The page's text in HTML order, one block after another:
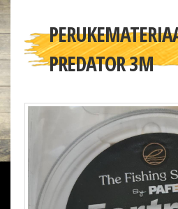
PREDATOR 3M